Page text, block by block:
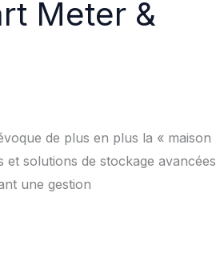
Meter &
de plus en plus la « maison
solutions de stockage avancées
une gestion